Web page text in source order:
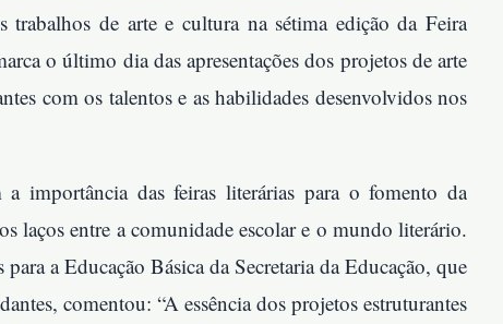
de arte e cultura na sétima edição da Feira
o último dia das apresentações dos projetos de arte
com os talentos e as habilidades desenvolvidos nos
a importância das feiras literárias para o fomento da
laços entre a comunidade escolar e o mundo literário.
a Educação Básica da Secretaria da Educação, que
comentou: “A essência dos projetos estruturantes